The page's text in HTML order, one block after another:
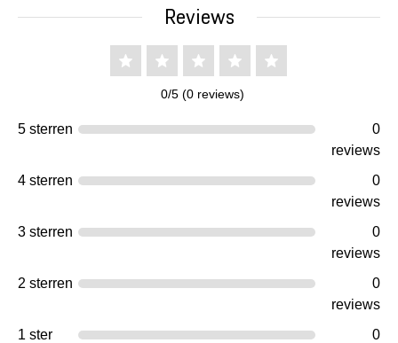
Reviews
0/5 (0 reviews)
5 sterren
0
reviews
4 sterren
0
reviews
3 sterren
0
reviews
2 sterren
0
reviews
1 ster
0